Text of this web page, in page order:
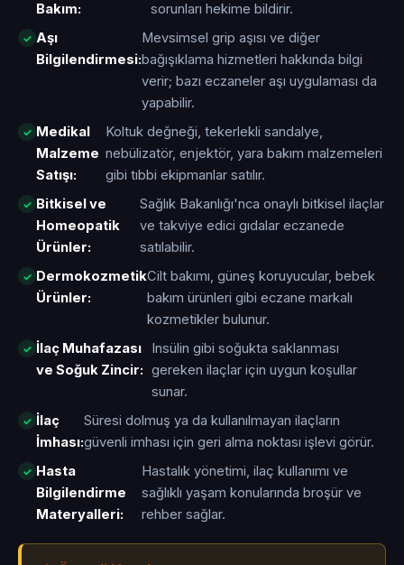
Bakım:
sorunları hekime bildirir.
Aşı
Bilgilendirmesi:
Mevsimsel grip aşısı ve diğer
bağışıklama hizmetleri hakkında bilgi
verir; bazı eczaneler aşı uygulaması da
yapabilir.
Medikal
Malzeme
Satışı:
Koltuk değneği, tekerlekli sandalye,
nebülizatör, enjektör, yara bakım malzemeleri
gibi tıbbi ekipmanlar satılır.
Bitkisel ve
Homeopatik
Ürünler:
Sağlık Bakanlığı'nca onaylı bitkisel ilaçlar
ve takviye edici gıdalar eczanede
satılabilir.
Dermokozmetik
Ürünler:
Cilt bakımı, güneş koruyucular, bebek
bakım ürünleri gibi eczane markalı
kozmetikler bulunur.
İlaç Muhafazası
ve Soğuk Zincir:
Insülin gibi soğukta saklanması
gereken ilaçlar için uygun koşullar
sunar.
İlaç
İmhası:
Süresi dolmuş ya da kullanılmayan ilaçların
güvenli imhası için geri alma noktası işlevi görür.
Hasta
Bilgilendirme
Materyalleri:
Hastalık yönetimi, ilaç kullanımı ve
sağlıklı yaşam konularında broşür ve
rehber sağlar.